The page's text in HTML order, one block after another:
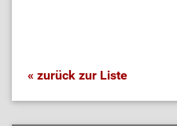
« zurück zur Liste